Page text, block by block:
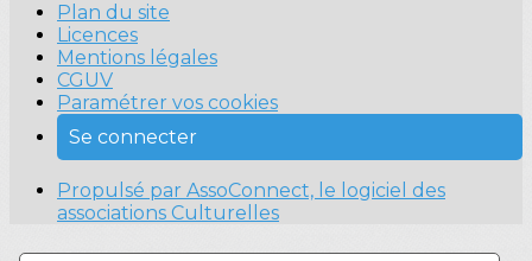
Plan du site
Licences
Mentions légales
CGUV
Paramétrer vos cookies
Se connecter
Propulsé par AssoConnect, le logiciel des
associations Culturelles